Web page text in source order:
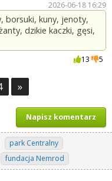
2026-06-18 16:29
borsuki, kuny, jenoty,
dzikie kaczki, gęsi,
13 5
»
Napisz komentarz
park Centralny
fundacja Nemrod